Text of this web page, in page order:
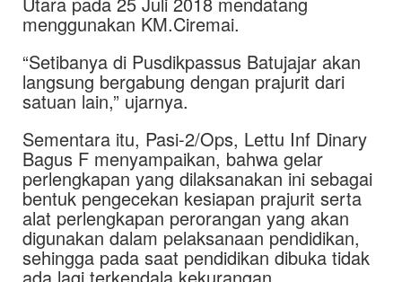
menggunakan KM.Ciremai.
“Setibanya di Pusdikpassus Batujajar akan
langsung bergabung dengan prajurit dari
satuan lain,” ujarnya.
Sementara itu, Pasi-2/Ops, Lettu Inf Dinary
Bagus F menyampaikan, bahwa gelar
perlengkapan yang dilaksanakan ini sebagai
bentuk pengecekan kesiapan prajurit serta
alat perlengkapan perorangan yang akan
digunakan dalam pelaksanaan pendidikan,
sehingga pada saat pendidikan dibuka tidak